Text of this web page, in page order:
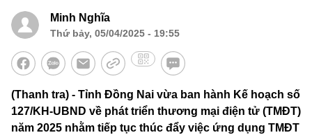
Minh Nghĩa
Thứ bảy, 05/04/2025 - 19:55
(Thanh tra) - Tỉnh Đồng Nai vừa ban hành Kế hoạch số
127/KH-UBND về phát triển thương mại điện tử (TMĐT)
năm 2025 nhằm tiếp tục thúc đẩy việc ứng dụng TMĐT